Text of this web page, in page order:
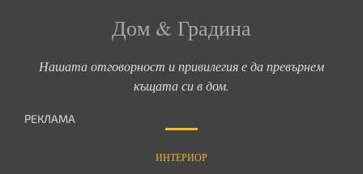
Дом & Градина
Нашата отговорност и привилегия е да превърнем
къщата си в дом.
РЕКЛАМА
ИНТЕРИОР